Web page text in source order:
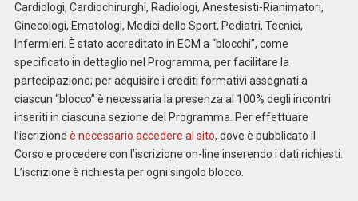
Cardiologi, Cardiochirurghi, Radiologi, Anestesisti-Rianimatori,
Ginecologi, Ematologi, Medici dello Sport, Pediatri, Tecnici,
Infermieri. È stato accreditato in ECM a “blocchi”, come
specificato in dettaglio nel Programma, per facilitare la
partecipazione; per acquisire i crediti formativi assegnati a
ciascun “blocco” è necessaria la presenza al 100% degli incontri
inseriti in ciascuna sezione del Programma. Per effettuare
l’iscrizione è necessario accedere al sito, dove è pubblicato il
Corso e procedere con l’iscrizione on-line inserendo i dati richiesti.
L’iscrizione è richiesta per ogni singolo blocco.